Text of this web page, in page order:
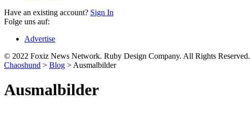
Have an existing account? Sign In
Folge uns auf:
Advertise
© 2022 Foxiz News Network. Ruby Design Company. All Rights Reserved.
Chaoshund > Blog > Ausmalbilder
Ausmalbilder